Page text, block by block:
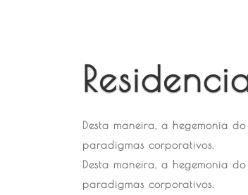
Desta maneira, a hegemonia
paradigmas corporativos.
Desta maneira, a hegemonia
paradigmas corporativos.